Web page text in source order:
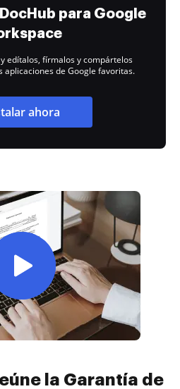
para Google
edítalos, fírmalos y compártelos
aplicaciones de Google favoritas.
ahora
la Garantía de